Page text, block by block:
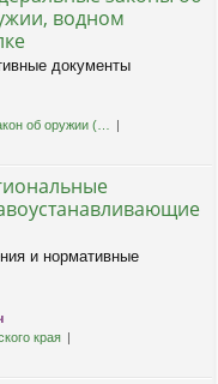
водном
документы
об оружии (…
и нормативные
края